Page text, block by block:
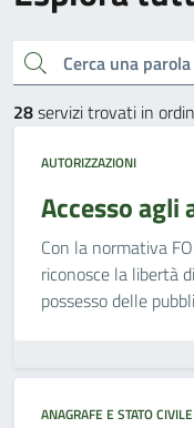
Cerca una parola chiave
28servizi trovati in
AUTORIZZAZIONI
Accesso agli
Con la normativa
riconosce la libertà
possesso delle
ANAGRAFE E STATO CIVILE